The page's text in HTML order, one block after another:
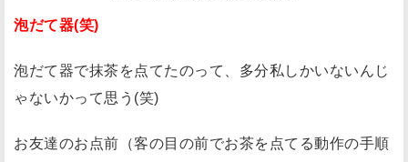
泡だて器(笑)
泡だて器で抹茶を点てたのって、多分私しかいないんじ
ゃないかって思う(笑)
お友達のお点前（客の目の前でお茶を点てる動作の手順